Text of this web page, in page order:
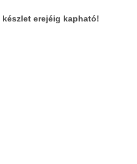
készlet erejéig kapható!